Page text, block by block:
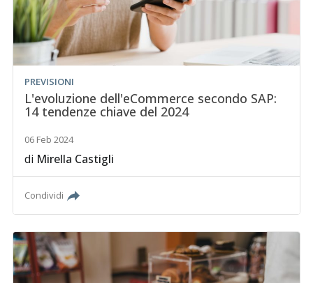
PREVISIONI
L'evoluzione dell'eCommerce secondo SAP:
14 tendenze chiave del 2024
06 Feb 2024
di Mirella Castigli
Condividi